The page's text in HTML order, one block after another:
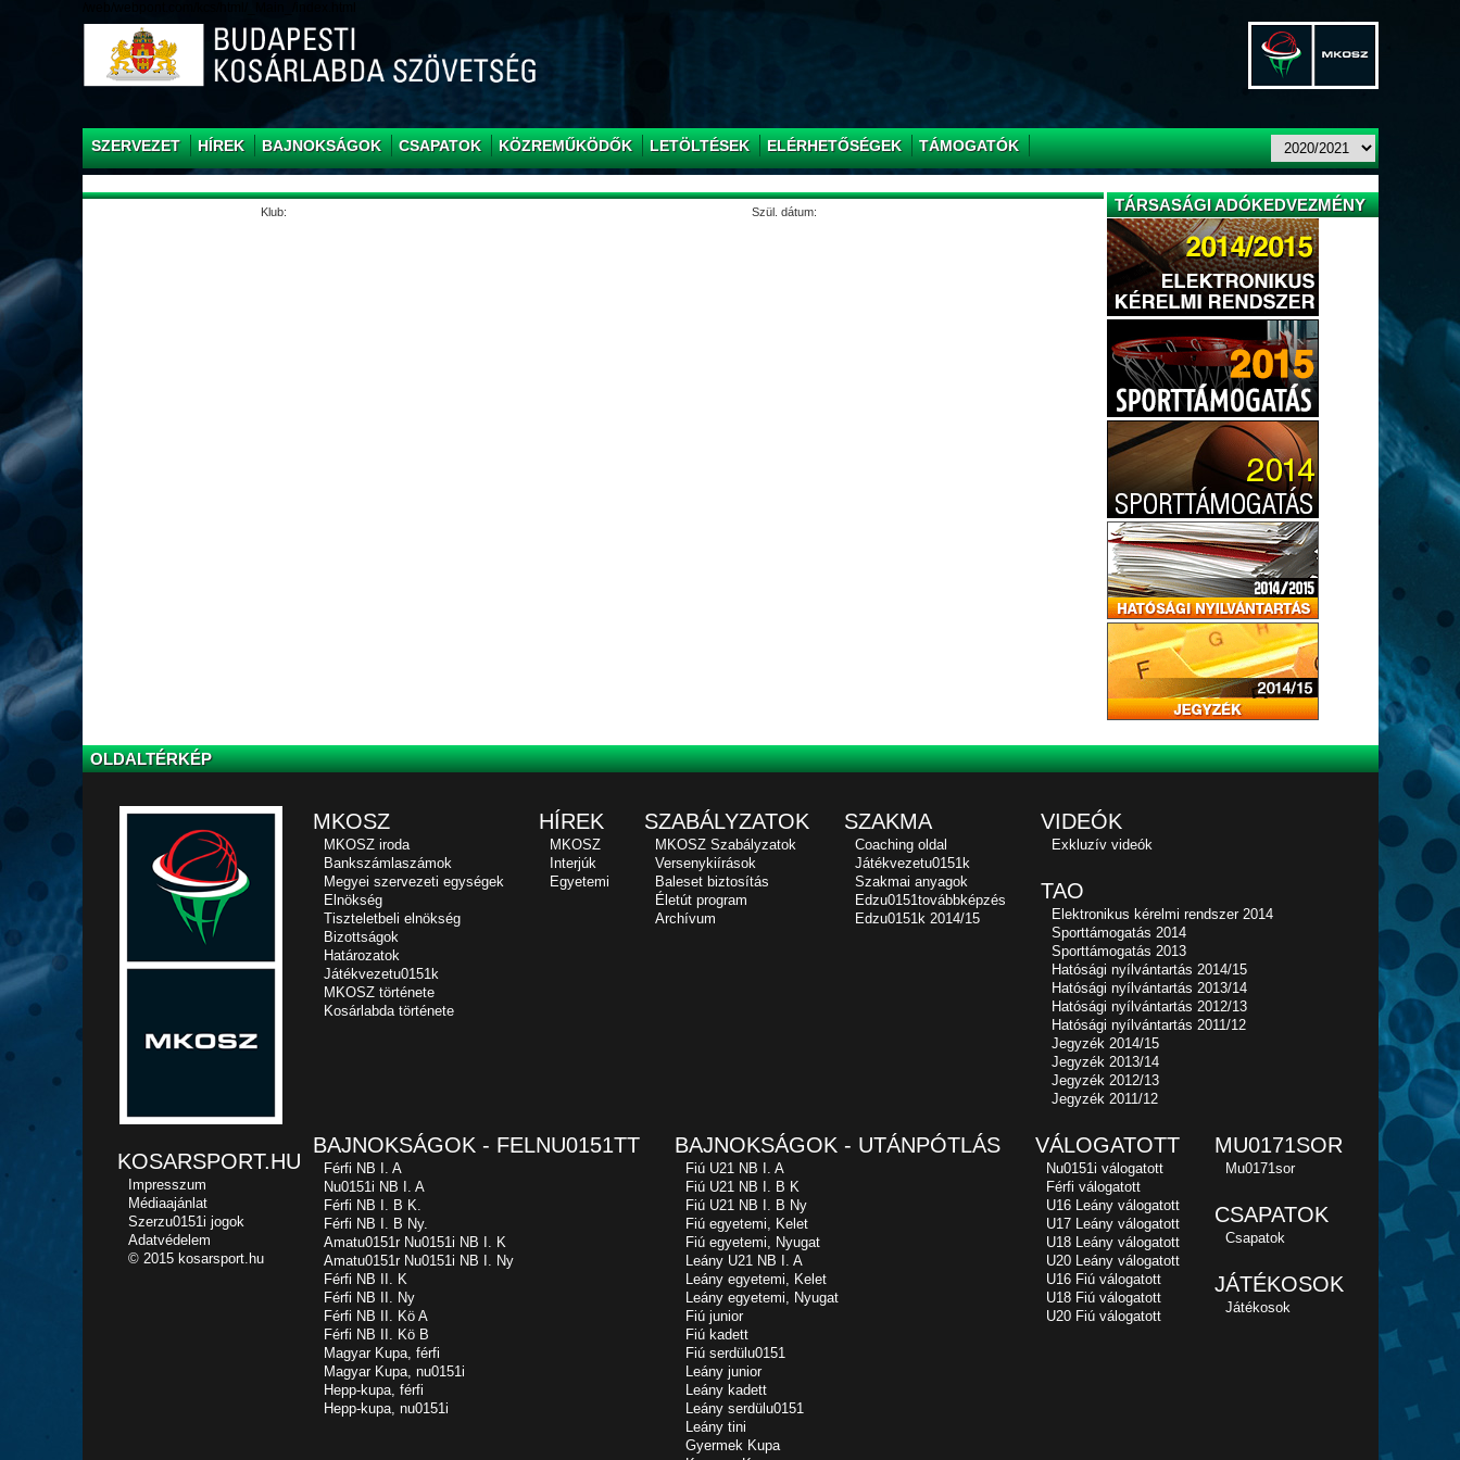
SZERVEZET HÍREK BAJNOKSÁGOK CSAPATOK KÖZREMŰKÖDŐK LETÖLTÉSEK ELÉRHETŐSÉGEK TÁMOGATÓK
Klub: Szül. dátum: TÁRSASÁGI ADÓKEDVEZMÉNY
OLDALTÉRKÉP
MKOSZ
MKOSZ iroda
Bankszámlaszámok
Megyei szervezeti egységek
Elnökség
Tiszteletbeli elnökség
Bizottságok
Határozatok
Játékvezetu0151k
MKOSZ története
Kosárlabda története
HÍREK
MKOSZ
Interjúk
Egyetemi
SZABÁLYZATOK
MKOSZ Szabályzatok
Versenykiírások
Baleset biztosítás
Életút program
Archívum
SZAKMA
Coaching oldal
Játékvezetu0151k
Szakmai anyagok
Edzu0151továbbképzés
Edzu0151k 2014/15
VIDEÓK
Exkluzív videók
TAO
Elektronikus kérelmi rendszer 2014
Sporttámogatás 2014
Sporttámogatás 2013
Hatósági nyílvántartás 2014/15
Hatósági nyílvántartás 2013/14
Hatósági nyílvántartás 2012/13
Hatósági nyílvántartás 2011/12
Jegyzék 2014/15
Jegyzék 2013/14
Jegyzék 2012/13
Jegyzék 2011/12
BAJNOKSÁGOK - FELNU0151TT
Férfi NB I. A
Nu0151i NB I. A
Férfi NB I. B K.
Férfi NB I. B Ny.
Amatu0151r Nu0151i NB I. K
Amatu0151r Nu0151i NB I. Ny
Férfi NB II. K
Férfi NB II. Ny
Férfi NB II. Kö A
Férfi NB II. Kö B
Magyar Kupa, férfi
Magyar Kupa, nu0151i
Hepp-kupa, férfi
Hepp-kupa, nu0151i
BAJNOKSÁGOK - UTÁNPÓTLÁS
Fiú U21 NB I. A
Fiú U21 NB I. B K
Fiú U21 NB I. B Ny
Fiú egyetemi, Kelet
Fiú egyetemi, Nyugat
Leány U21 NB I. A
Leány egyetemi, Kelet
Leány egyetemi, Nyugat
Fiú junior
Fiú kadett
Fiú serdülu0151
Leány junior
Leány kadett
Leány serdülu0151
Leány tini
Gyermek Kupa
VÁLOGATOTT
Nu0151i válogatott
Férfi válogatott
U16 Leány válogatott
U17 Leány válogatott
U18 Leány válogatott
U20 Leány válogatott
U16 Fiú válogatott
U18 Fiú válogatott
U20 Fiú válogatott
MU0171SOR
Mu0171sor
CSAPATOK
Csapatok
JÁTÉKOSOK
Játékosok
KOSARSPORT.HU
Impresszum
Médiaajánlat
Szerzu0151i jogok
Adatvédelem
© 2015 kosarsport.hu